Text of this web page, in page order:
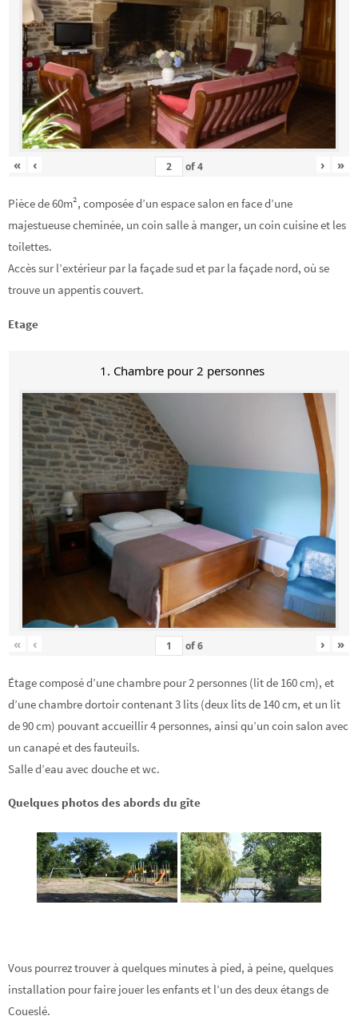
« ‹ of4 › »
Pièce de 60m², composée d’un espace salon en face d’une
majestueuse cheminée, un coin salle à manger, un coin cuisine et les
toilettes.
Accès sur l’extérieur par la façade sud et par la façade nord, où se
trouve un appentis couvert.
Etage
1. Chambre pour 2 personnes
« ‹ of6 › »
Étage composé d’une chambre pour 2 personnes (lit de 160 cm), et
d’une chambre dortoir contenant 3 lits (deux lits de 140 cm, et un lit
de 90 cm) pouvant accueillir 4 personnes, ainsi qu’un coin salon avec
un canapé et des fauteuils.
Salle d’eau avec douche et wc.
Quelques photos des abords du gîte
Vous pourrez trouver à quelques minutes à pied, à peine, quelques
installation pour faire jouer les enfants et l’un des deux étangs de
Coueslé.